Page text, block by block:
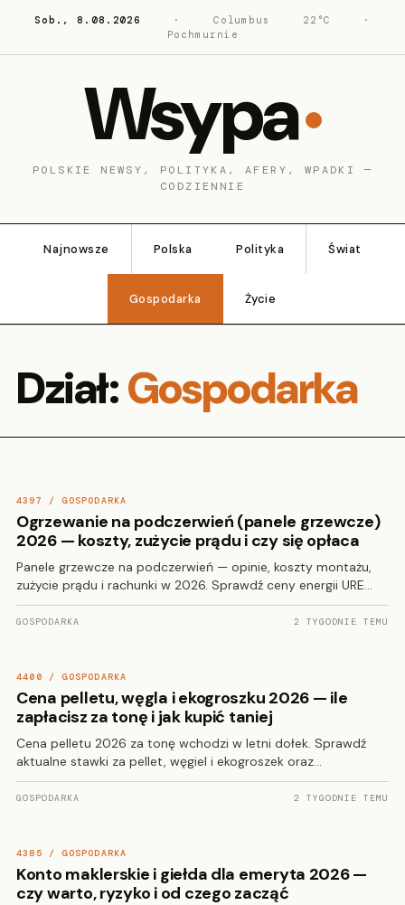
Sob., 8.08.2026 · Columbus 22°C
·
Pochmurnie
Wsypa
POLSKIE NEWSY, POLITYKA, AFERY, WPADKI —
CODZIENNIE
Najnowsze Polska Polityka Świat
Gospodarka Życie
Dział:Gospodarka
4397 / GOSPODARKA
Ogrzewanie na podczerwień (panele grzewcze)
2026 — koszty, zużycie prądu i czy się opłaca
Panele grzewcze na podczerwień — opinie, koszty montażu,
zużycie prądu i rachunki w 2026. Sprawdź ceny energii URE…
GOSPODARKA 2 TYGODNIE TEMU
4400 / GOSPODARKA
Cena pelletu, węgla i ekogroszku 2026 — ile
zapłacisz za tonę i jak kupić taniej
Cena pelletu 2026 za tonę wchodzi w letni dołek. Sprawdź
aktualne stawki za pellet, węgiel i ekogroszek oraz…
GOSPODARKA 2 TYGODNIE TEMU
4385 / GOSPODARKA
Konto maklerskie i giełda dla emeryta 2026 —
czy warto, ryzyko i od czego zacząć